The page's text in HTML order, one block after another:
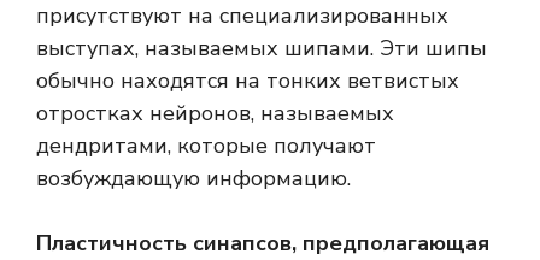
присутствуют на специализированных
выступах, называемых шипами. Эти шипы
обычно находятся на тонких ветвистых
отростках нейронов, называемых
дендритами, которые получают
возбуждающую информацию.
Пластичность синапсов, предполагающая